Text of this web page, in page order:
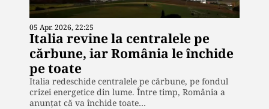
05 Apr. 2026, 22:25
Italia revine la centralele pe
cărbune, iar România le închide
pe toate
Italia redeschide centralele pe cărbune, pe fondul
crizei energetice din lume. Între timp, România a
anunțat că va închide toate…